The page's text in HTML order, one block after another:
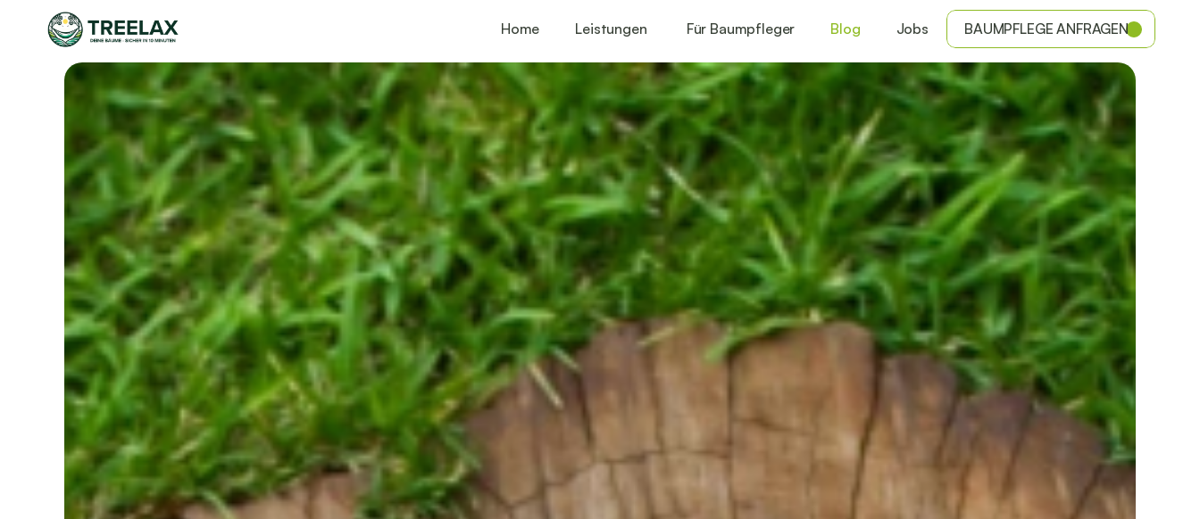
Home Leistungen Für Baumpfleger Blog Jobs BAUMPFLEGE ANFRAGEN